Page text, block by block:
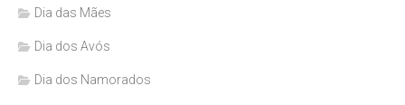
Dia das Mães
Dia dos Avós
Dia dos Namorados